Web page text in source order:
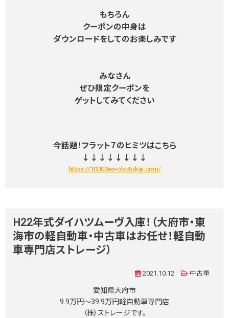
もちろん
クーポンの中身は
ダウンロードをしてのお楽しみです
みなさん
ぜひ限定クーポンを
ゲットしてみてください
今話題！フラット７のヒミツはこちら
↓↓↓↓↓↓↓↓
https://10000en-obutokai.com/
H22年式ダイハツムーヴ入庫！（大府市・東
海市の軽自動車・中古車はお任せ！軽自動
車専門店ストレージ）
2021.10.12 中古車
愛知県大府市
9.9万円〜39.9万円軽自動車専門店
（株）ストレージです。